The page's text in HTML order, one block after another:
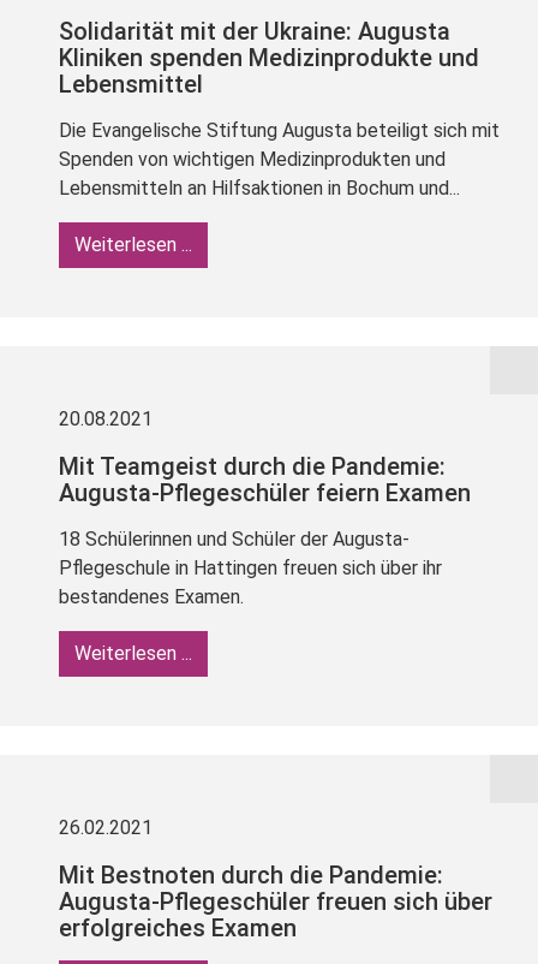
Solidarität mit der Ukraine: Augusta
Kliniken spenden Medizinprodukte und
Lebensmittel
Die Evangelische Stiftung Augusta beteiligt sich mit
Spenden von wichtigen Medizinprodukten und
Lebensmitteln an Hilfsaktionen in Bochum und...
Weiterlesen ...
20.08.2021
Mit Teamgeist durch die Pandemie:
Augusta-Pflegeschüler feiern Examen
18 Schülerinnen und Schüler der Augusta-
Pflegeschule in Hattingen freuen sich über ihr
bestandenes Examen.
Weiterlesen ...
26.02.2021
Mit Bestnoten durch die Pandemie:
Augusta-Pflegeschüler freuen sich über
erfolgreiches Examen